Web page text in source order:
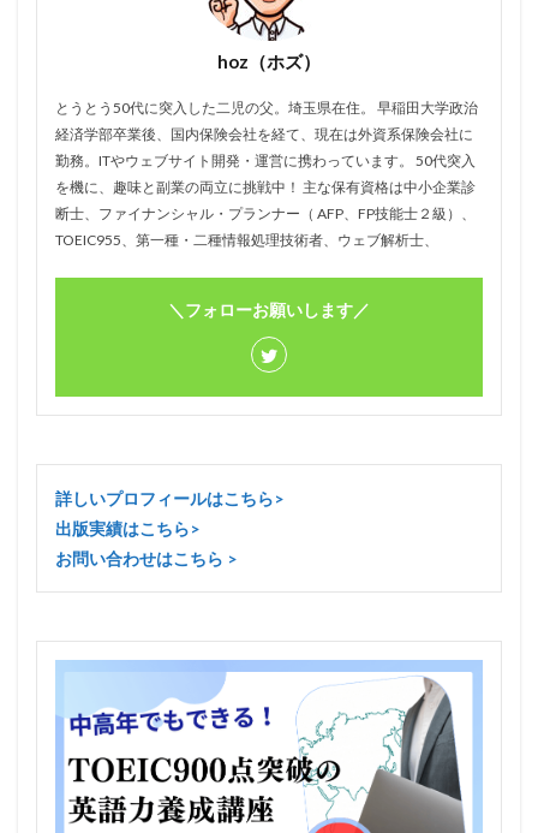
hoz（ホズ）
とうとう50代に突入した二児の父。埼玉県在住。 早稲田大学政治
経済学部卒業後、国内保険会社を経て、現在は外資系保険会社に
勤務。ITやウェブサイト開発・運営に携わっています。 50代突入
を機に、趣味と副業の両立に挑戦中！ 主な保有資格は中小企業診
断士、ファイナンシャル・プランナー（ AFP、FP技能士２級）、
TOEIC955、第一種・二種情報処理技術者、ウェブ解析士、
＼フォローお願いします／
詳しいプロフィールはこちら>
出版実績はこちら>
お問い合わせはこちら >